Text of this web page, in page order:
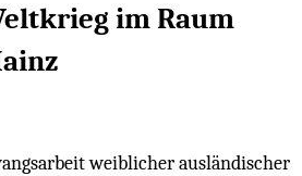
im Raum
weiblicher ausländischer